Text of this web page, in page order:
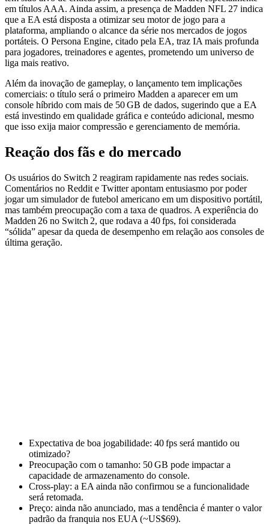
em títulos AAA. Ainda assim, a presença de Madden NFL 27 indica
que a EA está disposta a otimizar seu motor de jogo para a
plataforma, ampliando o alcance da série nos mercados de jogos
portáteis. O Persona Engine, citado pela EA, traz IA mais profunda
para jogadores, treinadores e agentes, prometendo um universo de
liga mais reativo.
Além da inovação de gameplay, o lançamento tem implicações
comerciais: o título será o primeiro Madden a aparecer em um
console híbrido com mais de 50 GB de dados, sugerindo que a EA
está investindo em qualidade gráfica e conteúdo adicional, mesmo
que isso exija maior compressão e gerenciamento de memória.
Reação dos fãs e do mercado
Os usuários do Switch 2 reagiram rapidamente nas redes sociais.
Comentários no Reddit e Twitter apontam entusiasmo por poder
jogar um simulador de futebol americano em um dispositivo portátil,
mas também preocupação com a taxa de quadros. A experiência do
Madden 26 no Switch 2, que rodava a 40 fps, foi considerada
“sólida” apesar da queda de desempenho em relação aos consoles de
última geração.
Expectativa de boa jogabilidade: 40 fps será mantido ou
otimizado?
Preocupação com o tamanho: 50 GB pode impactar a
capacidade de armazenamento do console.
Cross‑play: a EA ainda não confirmou se a funcionalidade
será retomada.
Preço: ainda não anunciado, mas a tendência é manter o valor
padrão da franquia nos EUA (~US$69).